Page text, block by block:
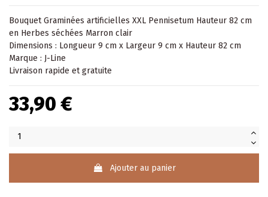
Bouquet Graminées artificielles XXL Pennisetum Hauteur 82 cm
en Herbes séchées Marron clair
Dimensions : Longueur 9 cm x Largeur 9 cm x Hauteur 82 cm
Marque : J-Line
Livraison rapide et gratuite
33,90 €
Ajouter au panier